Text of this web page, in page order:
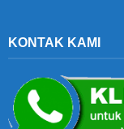
KONTAK KAMI